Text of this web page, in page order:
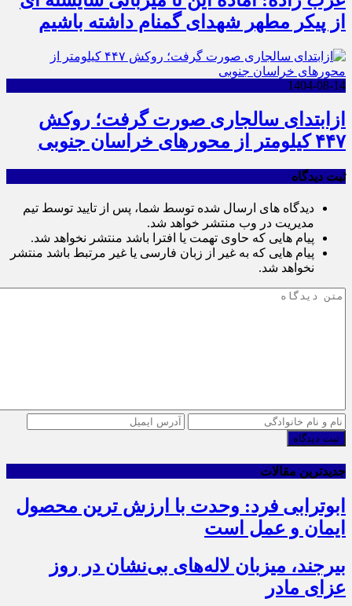
از پیکر مطهر شهدای گمنام داشته باشیم
1404-08-14
ازابتدای سالجاری صورت گرفت؛ روکش
۴۴۷ کیلومتر از محورهای خراسان جنوبی
ثبت دیدگاه
دیدگاه های ارسال شده توسط شما، پس از تایید توسط تیم
مدیریت در وب منتشر خواهد شد.
پیام هایی که حاوی تهمت یا افترا باشد منتشر نخواهد شد.
پیام هایی که به غیر از زبان فارسی یا غیر مرتبط باشد منتشر
نخواهد شد.
ثبت دیدگاه
جدیدترین مقالات
ابوترابی فرد: وحدت با ارزش ترین محصول
ایمان و عمل است
بیرجند، میزبان لاله‌های بی‌نشان در روز
عزای مادر